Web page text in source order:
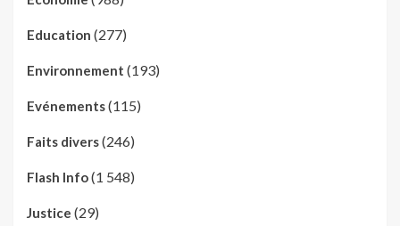
Education (277)
Environnement (193)
Evénements(115)
Faits divers(246)
Flash Info(1 548)
Justice (29)